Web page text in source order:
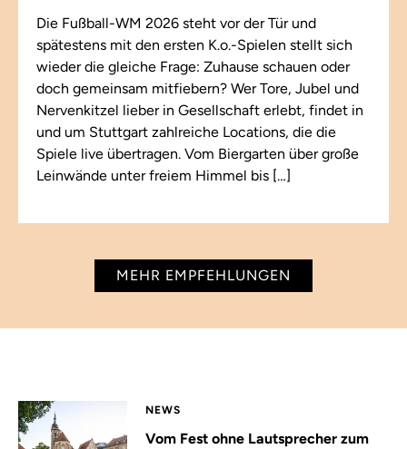
Die Fußball-WM 2026 steht vor der Tür und
spätestens mit den ersten K.o.-Spielen stellt sich
wieder die gleiche Frage: Zuhause schauen oder
doch gemeinsam mitfiebern? Wer Tore, Jubel und
Nervenkitzel lieber in Gesellschaft erlebt, findet in
und um Stuttgart zahlreiche Locations, die die
Spiele live übertragen. Vom Biergarten über große
Leinwände unter freiem Himmel bis […]
MEHR EMPFEHLUNGEN
NEWS
Vom Fest ohne Lautsprecher zum